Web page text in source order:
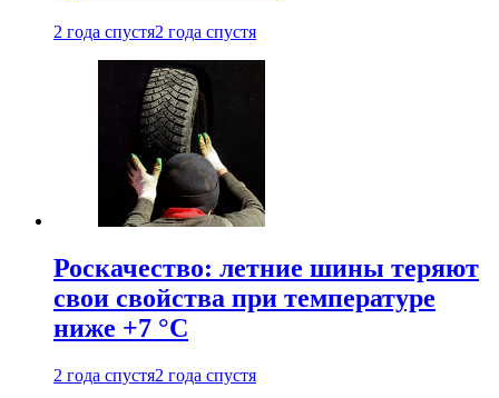
2 года спустя2 года спустя
Роскачество: летние шины теряют
свои свойства при температуре
ниже +7 °C
2 года спустя2 года спустя